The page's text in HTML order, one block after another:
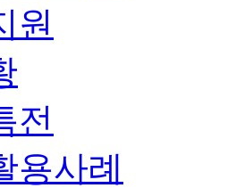
원
전
용사례